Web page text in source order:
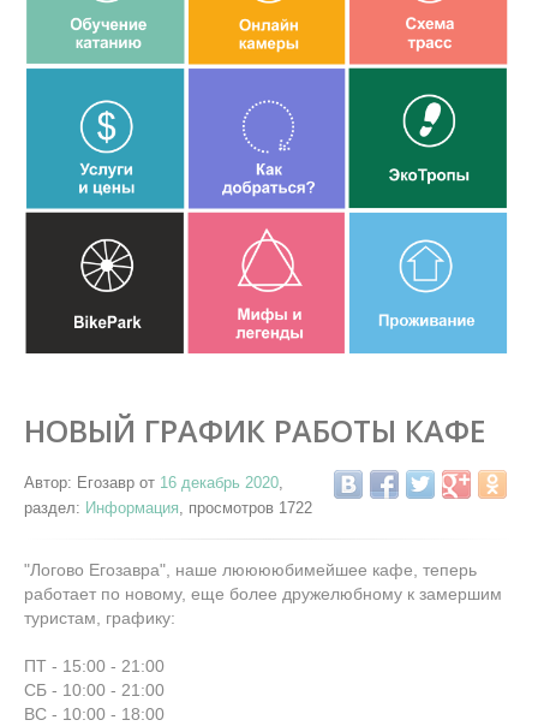
НОВЫЙ ГРАФИК РАБОТЫ КАФЕ
Автор: Егозавр от 16 декабрь 2020
раздел: Информация , просмотров 1722
"Логово Егозавра", наше лююююбимейшее кафе, теперь
работает по новому, еще более дружелюбному к замершим
туристам, графику:
ПТ - 15:00 - 21:00
CБ - 10:00 - 21:00
ВС - 10:00 - 18:00